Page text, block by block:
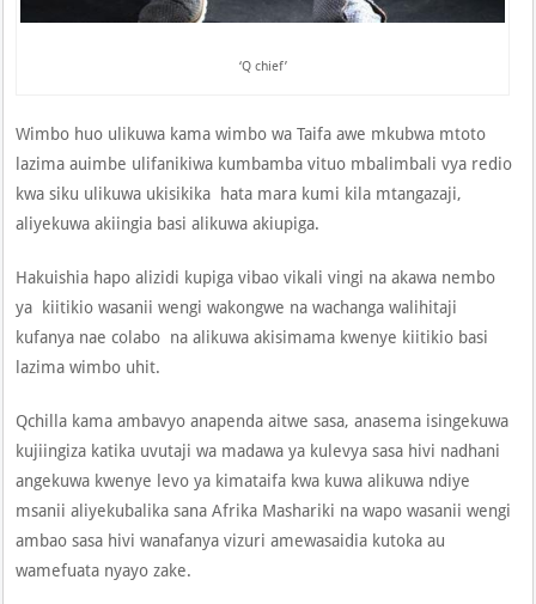
‘Q chief’
Wimbo huo ulikuwa kama wimbo wa Taifa awe mkubwa mtoto
lazima auimbe ulifanikiwa kumbamba vituo mbalimbali vya redio
kwa siku ulikuwa ukisikika hata mara kumi kila mtangazaji,
aliyekuwa akiingia basi alikuwa akiupiga.
Hakuishia hapo alizidi kupiga vibao vikali vingi na akawa nembo
ya kiitikio wasanii wengi wakongwe na wachanga walihitaji
kufanya nae colabo na alikuwa akisimama kwenye kiitikio basi
lazima wimbo uhit.
Qchilla kama ambavyo anapenda aitwe sasa, anasema isingekuwa
kujiingiza katika uvutaji wa madawa ya kulevya sasa hivi nadhani
angekuwa kwenye levo ya kimataifa kwa kuwa alikuwa ndiye
msanii aliyekubalika sana Afrika Mashariki na wapo wasanii wengi
ambao sasa hivi wanafanya vizuri amewasaidia kutoka au
wamefuata nyayo zake.